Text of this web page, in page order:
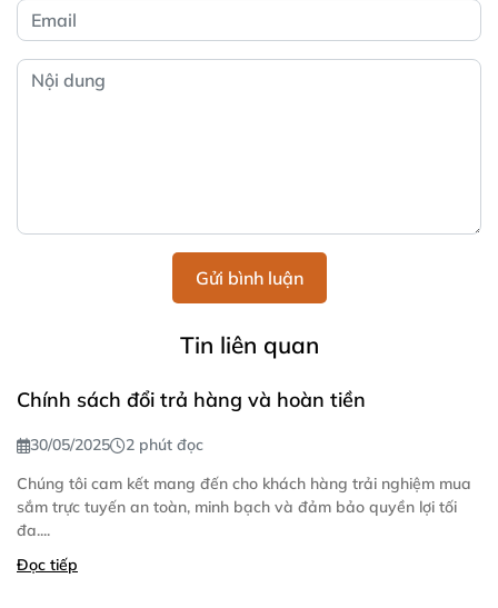
Gửi bình luận
Tin liên quan
Chính sách đổi trả hàng và hoàn tiền
30/05/2025
2 phút đọc
Chúng tôi cam kết mang đến cho khách hàng trải nghiệm mua
sắm trực tuyến an toàn, minh bạch và đảm bảo quyền lợi tối
đa....
Đọc tiếp